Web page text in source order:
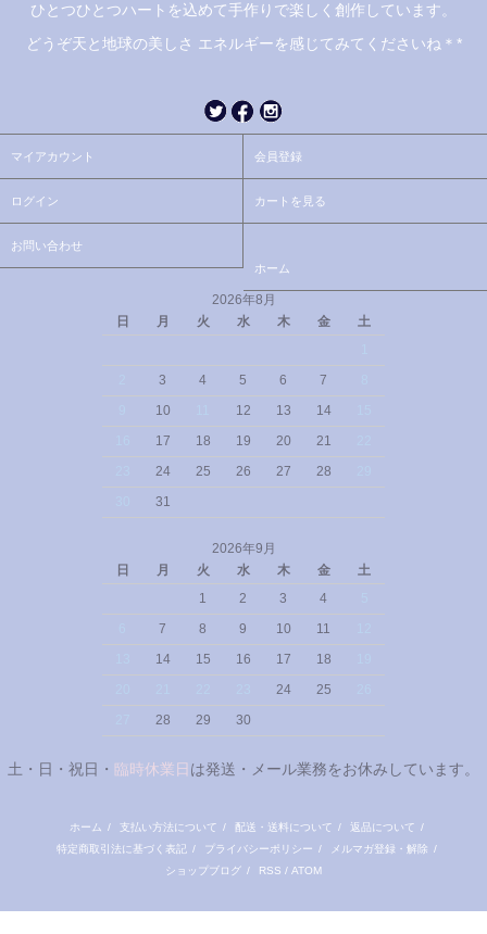
ひとつひとつハートを込めて手作りで楽しく創作しています。
どうぞ天と地球の美しさ エネルギーを感じてみてくださいね＊*
マイアカウント 会員登録
ログイン カートを見る
お問い合わせ
ホーム
2026年8月
日
月 火 水 木 金
土
3 4 5 6 7
10 12 13 14
17 18 19 20 21
24 25 26 27 28
31
2026年9月
日
月 火 水 木 金
土
1
2 3 4
7 8 9 10 11
14 15 16 17 18
24 25
28 29 30
土・日・祝日・ 臨時休業日 は発送・メール業務をお休みしています。
ホーム / 支払い方法について / 配送・送料について / 返品について /
特定商取引法に基づく表記 / プライバシーポリシー / メルマガ登録・解除 /
ショップブログ / RSS / ATOM